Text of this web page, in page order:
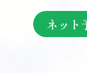
ネット